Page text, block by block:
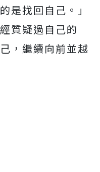
是找回自己。」
質疑過自己的
，繼續向前並越